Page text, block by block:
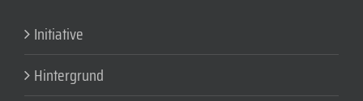
Initiative
Hintergrund